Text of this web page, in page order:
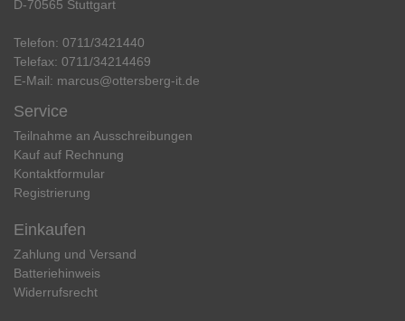
D-70565 Stuttgart
Telefon: 0711/3421440
Telefax: 0711/34214469
E-Mail: marcus@ottersberg-it.de
Service
Teilnahme an Ausschreibungen
Kauf auf Rechnung
Kontaktformular
Registrierung
Einkaufen
Zahlung und Versand
Batteriehinweis
Widerrufs­recht